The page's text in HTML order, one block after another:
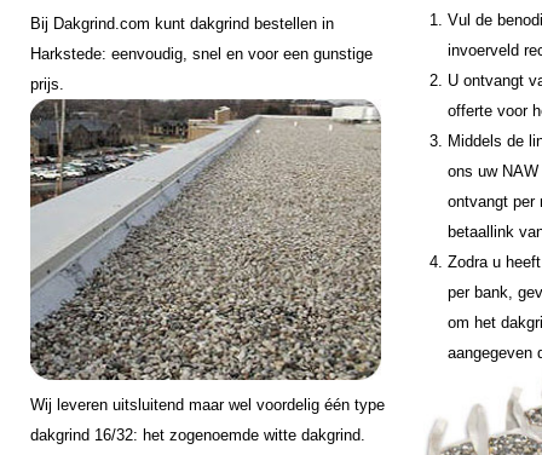
Bij Dakgrind.com kunt dakgrind bestellen in
Harkstede: eenvoudig, snel en voor een gunstige
prijs.
Wij leveren uitsluitend maar wel voordelig één type
dakgrind 16/32: het zogenoemde witte dakgrind.
Vul de
invoerveld
U ontvangt
offerte voor
Middels de
ons uw
ontvangt per
betaallink
Zodra u
per bank,
om het
aangegeven